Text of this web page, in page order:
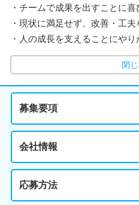
・チームで成果を出すことに
・現状に満足せず、改善・工
・人の成長を支えることにや
閉
募集要項
会社情報
応募方法